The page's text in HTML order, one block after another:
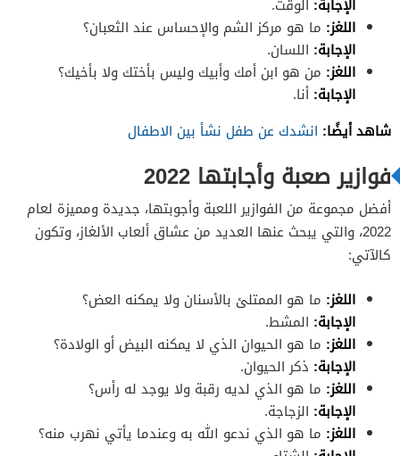
الإجابة: الوقت.
اللغز: ما هو مركز الشم والإحساس عند الثعبان؟
الإجابة: اللسان.
اللغز: من هو ابن أمك وأبيك وليس بأختك ولا بأخيك؟
الإجابة: أنا.
شاهد أيضًا: انشدك عن طفل نشأ بين الاطفال
فوازير صعبة وأجابتها 2022
أفضل مجموعة من الفوازير اللعبة وأجوبتها، جديدة ومميزة لعام
2022، والتي يبحث عنها العديد من عشاق ألعاب الألغاز، وتكون
كالآتي:
اللغز: ما هو الممتلئ بالأسنان ولا يمكنه العض؟
الإجابة: المشط.
اللغز: ما هو الحيوان الذي لا يمكنه البيض أو الولادة؟
الإجابة: ذكر الحيوان.
اللغز: ما هو الذي لديه رقبة ولا يوجد له رأس؟
الإجابة: الزجاجة.
اللغز: ما هو الذي ندعو الله به وعندما يأتي نهرب منه؟